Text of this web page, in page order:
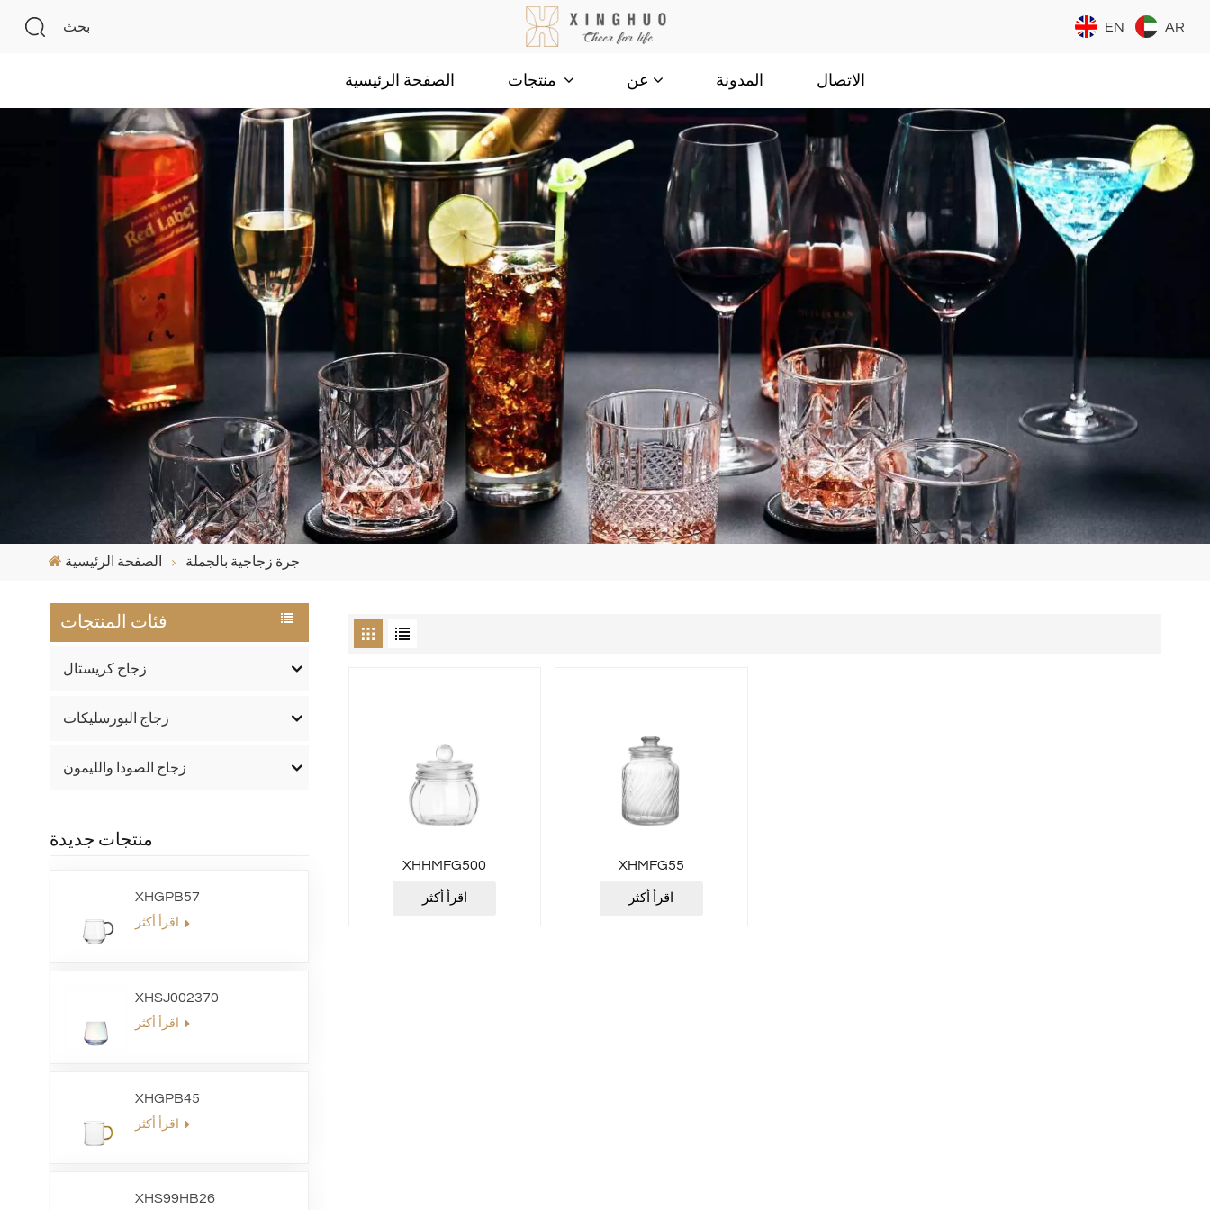
بحث EN AR
الصفحة الرئيسية عن المدونة الاتصال
الصفحة الرئيسية جرة زجاجية بالجملة
فئات المنتجات
زجاج كريستال
زجاج البورسليكات
زجاج الصودا والليمون
منتجات جديدة
XHGPB57
XHSJ002370
XHGPB45
XHS99HB26
XHHMFG500
اقرأ أكثر
XHMFG55
اقرأ أكثر